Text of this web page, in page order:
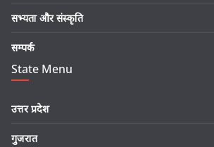
सभ्यता और संस्कृति
सम्पर्क
State Menu
उत्तर प्रदेश
गुजरात